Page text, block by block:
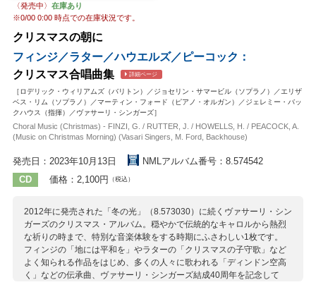
フンパーディンク
メンデルスゾーン
ラター
〈発売中〉 在庫あり
※0/00 0:00時点での在庫状況です。
クリスマスの朝に
フィンジ／ラター／ハウエルズ／ピーコック：
クリスマス合唱曲集
詳細ページ
［ロデリック・ウィリアムズ（バリトン）／ジョセリン・サマービル（ソプラノ）／エリザ
ベス・リム（ソプラノ）／マーティン・フォード（ピアノ・オルガン）／ジェレミー・バッ
クハウス（指揮）／ヴァサーリ・シンガーズ］
Choral Music (Christmas) - FINZI, G. / RUTTER, J. / HOWELLS, H. / PEACOCK, A.
(Music on Christmas Morning) (Vasari Singers, M. Ford, Backhouse)
発売日：2023年10月13日
NMLアルバム番号：8.574542
CD
価格：2,100円 （税込）
2012年に発売された「冬の光」（8.573030）に続くヴァサーリ・シン
ガーズのクリスマス・アルバム。穏やかで伝統的なキャロルから熱烈
な祈りの時まで、特別な音楽体験をする時期にふさわしい1枚です。
フィンジの「地には平和を」やラターの「クリスマスの子守歌」など
よく知られる作品をはじめ、多くの人々に歌われる「ディンドン空高
く」などの伝承曲、ヴァサーリ・シンガーズ結成40周年を記念して